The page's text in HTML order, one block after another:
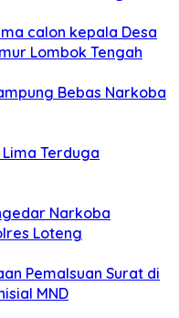
calon kepala Desa
Lombok Tengah
Bebas Narkoba
Lima Terduga
Narkoba
Loteng
Pemalsuan Surat di
MND